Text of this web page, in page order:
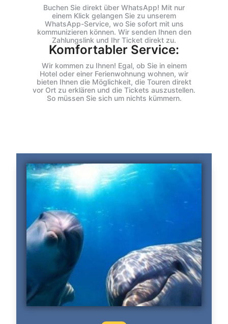
Buchen Sie direkt über WhatsApp! Mit nur
einem Klick gelangen Sie zu unserem
WhatsApp-Service, wo Sie sofort mit uns
kommunizieren können. Wir senden Ihnen den
Zahlungslink und Ihr Ticket direkt zu.
Komfortabler Service:
Wir kommen zu Ihnen! Egal, ob Sie in einem
Hotel oder einer Ferienwohnung wohnen, wir
bieten Ihnen die Möglichkeit, die Touren direkt
vor Ort zu erklären und die Tickets auszustellen.
So müssen Sie sich um nichts kümmern.